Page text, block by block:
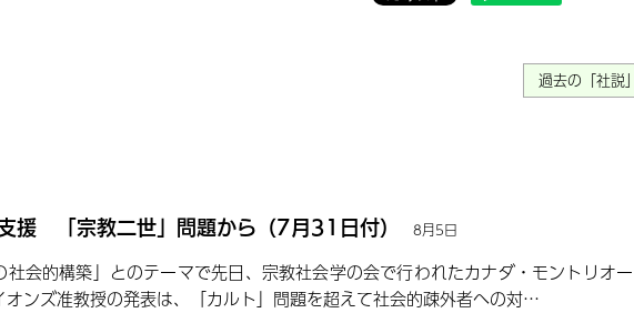
過去の「社説」
援 「宗教二世」問題から（7月31日付） 8月5日
社会的構築」とのテーマで先日、宗教社会学の会で行われたカナダ・モントリオー
オンズ准教授の発表は、「カルト」問題を超えて社会的疎外者への対…